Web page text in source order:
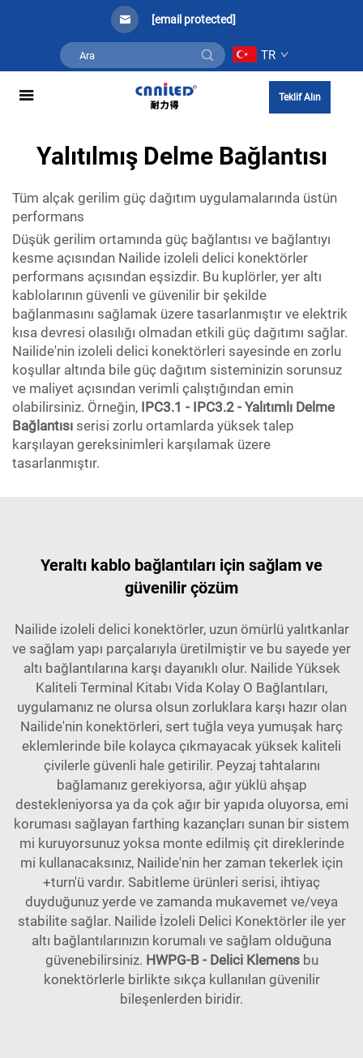
[email protected]
TR
Teklif Alın
Yalıtılmış Delme Bağlantısı
Tüm alçak gerilim güç dağıtım uygulamalarında üstün
performans
Düşük gerilim ortamında güç bağlantısı ve bağlantıyı
kesme açısından Nailide izoleli delici konektörler
performans açısından eşsizdir. Bu kuplörler, yer altı
kablolarının güvenli ve güvenilir bir şekilde
bağlanmasını sağlamak üzere tasarlanmıştır ve elektrik
kısa devresi olasılığı olmadan etkili güç dağıtımı sağlar.
Nailide'nin izoleli delici konektörleri sayesinde en zorlu
koşullar altında bile güç dağıtım sisteminizin sorunsuz
ve maliyet açısından verimli çalıştığından emin
olabilirsiniz. Örneğin, IPC3.1 - IPC3.2 - Yalıtımlı Delme
Bağlantısı serisi zorlu ortamlarda yüksek talep
karşılayan gereksinimleri karşılamak üzere
tasarlanmıştır.
Yeraltı kablo bağlantıları için sağlam ve
güvenilir çözüm
Nailide izoleli delici konektörler, uzun ömürlü yalıtkanlar
ve sağlam yapı parçalarıyla üretilmiştir ve bu sayede yer
altı bağlantılarına karşı dayanıklı olur. Nailide Yüksek
Kaliteli Terminal Kitabı Vida Kolay O Bağlantıları,
uygulamanız ne olursa olsun zorluklara karşı hazır olan
Nailide'nin konektörleri, sert tuğla veya yumuşak harç
eklemlerinde bile kolayca çıkmayacak yüksek kaliteli
çivilerle güvenli hale getirilir. Peyzaj tahtalarını
bağlamanız gerekiyorsa, ağır yüklü ahşap
destekleniyorsa ya da çok ağır bir yapıda oluyorsa, emi
koruması sağlayan farthing kazançları sunan bir sistem
mi kuruyorsunuz yoksa monte edilmiş çit direklerinde
mi kullanacaksınız, Nailide'nin her zaman tekerlek için
+turn'ü vardır. Sabitleme ürünleri serisi, ihtiyaç
duyduğunuz yerde ve zamanda mukavemet ve/veya
stabilite sağlar. Nailide İzoleli Delici Konektörler ile yer
altı bağlantılarınızın korumalı ve sağlam olduğuna
güvenebilirsiniz. HWPG-B - Delici Klemens bu
konektörlerle birlikte sıkça kullanılan güvenilir
bileşenlerden biridir.